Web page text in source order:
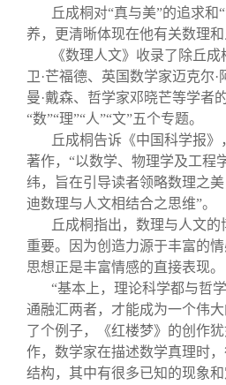
丘成桐对“真与美”的追求和
养，更清晰体现在他有关数理和
《数理人文》收录了除丘
卫·芒福德、英国数学家迈克尔
曼·戴森、哲学家邓晓芒等学者
“数”“理”“人”“文”五个专题。
丘成桐告诉《中国科学报
著作，“以数学、物理学及工程
纬，旨在引导读者领略数理之
迪数理与人文相结合之思维”。
丘成桐指出，数理与人文
重要。因为创造力源于丰富的
思想正是丰富情感的直接表现。
“基本上，理论科学都与哲
通融汇两者，才能成为一个伟
了个例子，《红楼梦》的创作
作，数学家在描述数学真理时
结构，其中有很多已知的现象